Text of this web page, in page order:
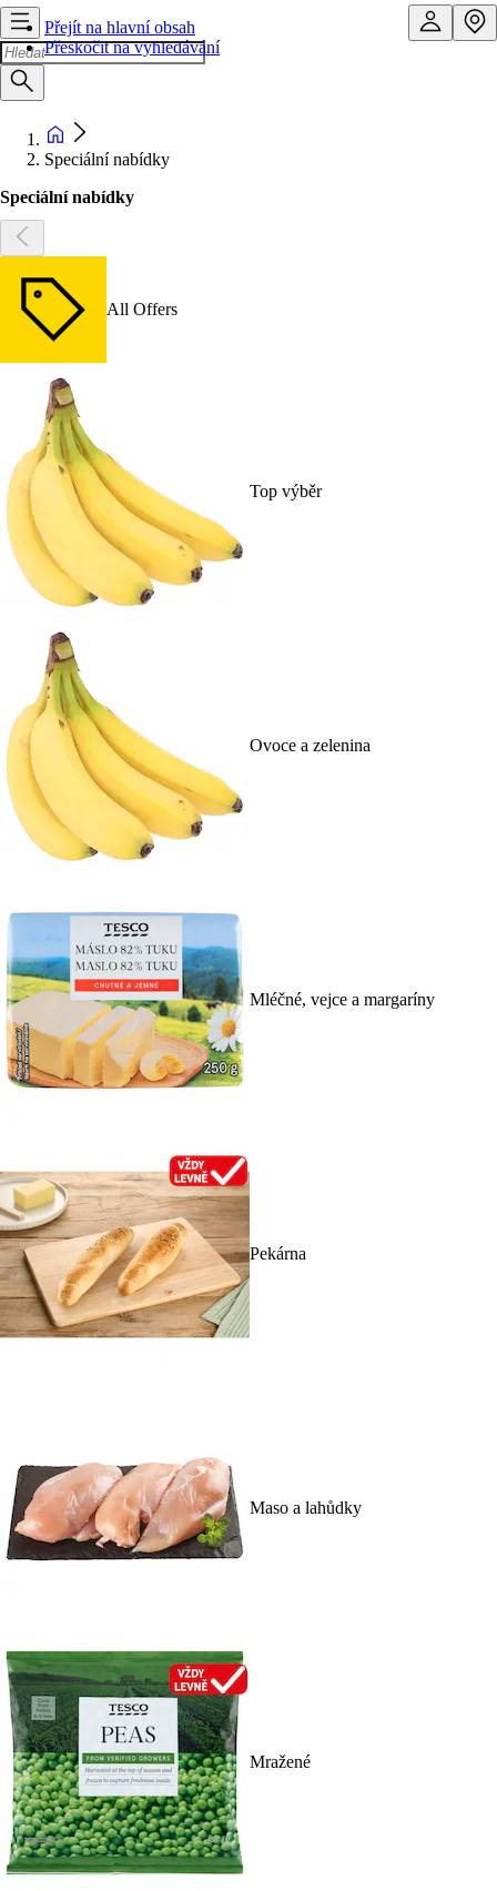
Přejít na hlavní obsah
Přeskočit na vyhledávání
Speciální nabídky
Speciální nabídky
All Offers
Top výběr
Ovoce a zelenina
Mléčné, vejce a margaríny
Pekárna
Maso a lahůdky
Mražené